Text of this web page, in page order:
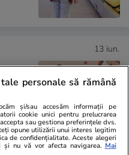
13 iun.
personale să rămână
și/sau accesăm informații pe
cookie unici pentru prelucrarea
sau gestiona preferințele dvs.
opune utilizării unui interes legitim
de confidențialitate. Aceste alegeri
nu vă vor afecta navigarea. Mai